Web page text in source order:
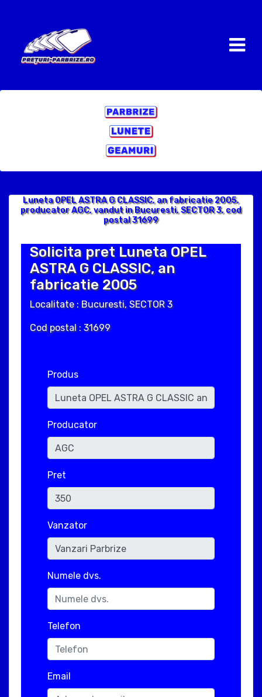
Luneta OPEL ASTRA G CLASSIC, an fabricatie 2005,
producator AGC, vandut in Bucuresti, SECTOR 3, cod
postal 31699
Solicita pret Luneta OPEL
ASTRA G CLASSIC, an
fabricatie 2005
Localitate : Bucuresti, SECTOR 3
Cod postal : 31699
Produs
Producator
Pret
Vanzator
Numele dvs.
Telefon
Email